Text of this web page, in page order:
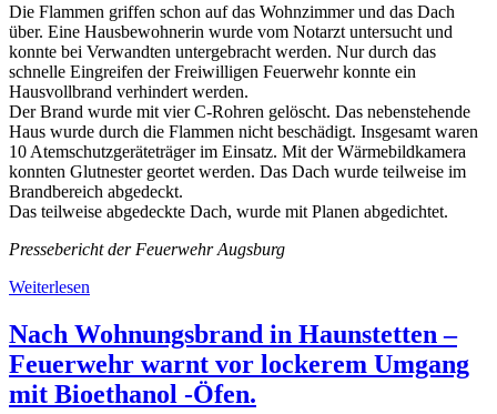
Die Flammen griffen schon auf das Wohnzimmer und das Dach
über. Eine Hausbewohnerin wurde vom Notarzt untersucht und
konnte bei Verwandten untergebracht werden. Nur durch das
schnelle Eingreifen der Freiwilligen Feuerwehr konnte ein
Hausvollbrand verhindert werden.
Der Brand wurde mit vier C-Rohren gelöscht. Das nebenstehende
Haus wurde durch die Flammen nicht beschädigt. Insgesamt waren
10 Atemschutzgeräteträger im Einsatz. Mit der Wärmebildkamera
konnten Glutnester geortet werden. Das Dach wurde teilweise im
Brandbereich abgedeckt.
Das teilweise abgedeckte Dach, wurde mit Planen abgedichtet.
Pressebericht der Feuerwehr Augsburg
Weiterlesen
Nach Wohnungsbrand in Haunstetten –
Feuerwehr warnt vor lockerem Umgang
mit Bioethanol -Öfen.